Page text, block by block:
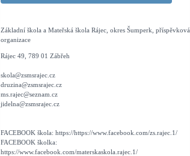
Základní škola a Mateřská škola Rájec, okres Šumperk, příspěvková
organizace
Rájec 49, 789 01 Zábřeh
skola@zsmsrajec.cz
druzina@zsmsrajec.cz
ms.rajec@seznam.cz
jidelna@zsmsrajec.cz
FACEBOOK škola: https://https://www.facebook.com/zs.rajec.1/
FACEBOOK školka:
https://www.facebook.com/materskaskola.rajec.1/